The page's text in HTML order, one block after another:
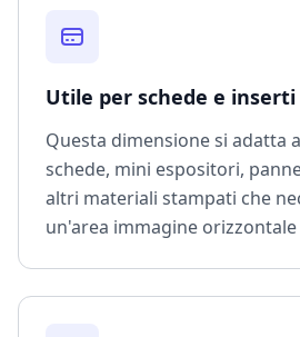
Utile per schede e inserti
Questa dimensione si adatta
schede, mini espositori,
altri materiali stampati che
un'area immagine